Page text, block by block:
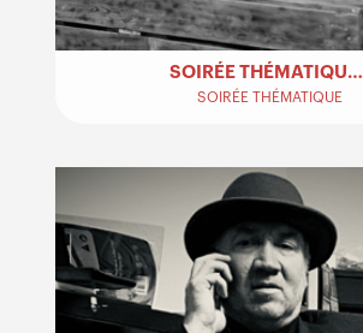
SOIRÉE THÉMATIQUE WESTERN – LA CONQUÊTE DE L’OUEST
SOIRÉE THÉMATIQUE